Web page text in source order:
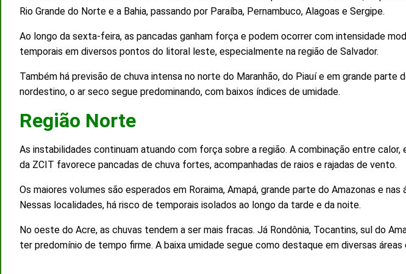
Rio Grande do Norte e a Bahia, passando por Paraíba, Pernambuco, Alagoas e Sergipe.
Ao longo da sexta-feira, as pancadas ganham força e podem ocorrer com intensidade
temporais em diversos pontos do litoral leste, especialmente na região de Salvador.
Também há previsão de chuva intensa no norte do Maranhão, do Piauí e em grande parte
nordestino, o ar seco segue predominando, com baixos índices de umidade.
Região Norte
As instabilidades continuam atuando com força sobre a região. A combinação entre calor,
da ZCIT favorece pancadas de chuva fortes, acompanhadas de raios e rajadas de vento.
Os maiores volumes são esperados em Roraima, Amapá, grande parte do Amazonas e
Nessas localidades, há risco de temporais isolados ao longo da tarde e da noite.
No oeste do Acre, as chuvas tendem a ser mais fracas. Já Rondônia, Tocantins, sul do
ter predomínio de tempo firme. A baixa umidade segue como destaque em diversas áreas